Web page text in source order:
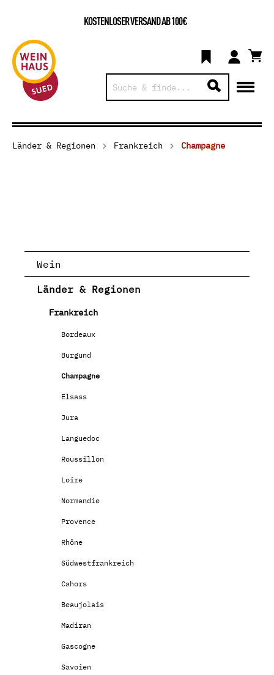
KOSTENLOSER VERSAND AB 100€
Länder & Regionen Frankreich Champagne
Wein
Länder & Regionen
Frankreich
Bordeaux
Burgund
Champagne
Elsass
Jura
Languedoc
Roussillon
Loire
Normandie
Provence
Rhône
Südwestfrankreich
Cahors
Beaujolais
Madiran
Gascogne
Savoien